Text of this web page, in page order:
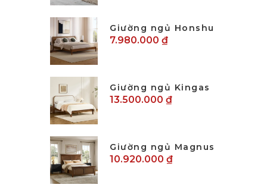
Giường ngủ Honshu
7.980.000 ₫
Giường ngủ Kingas
13.500.000 ₫
Giường ngủ Magnus
10.920.000 ₫